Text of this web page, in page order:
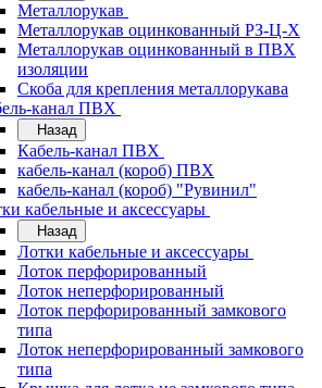
Металлорукав
Металлорукав оцинкованный РЗ-Ц-Х
Металлорукав оцинкованный в ПВХ
изоляции
Скоба для крепления металлорукава
канал ПВХ
Назад
Кабель-канал ПВХ
кабель-канал (короб) ПВХ
кабель-канал (короб) "Рувинил"
кабельные и аксессуары
Назад
Лотки кабельные и аксессуары
Лоток перфорированный
Лоток неперфорированный
Лоток перфорированный замкового
типа
Лоток неперфорированный замкового
типа